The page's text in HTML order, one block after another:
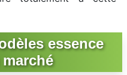
essence